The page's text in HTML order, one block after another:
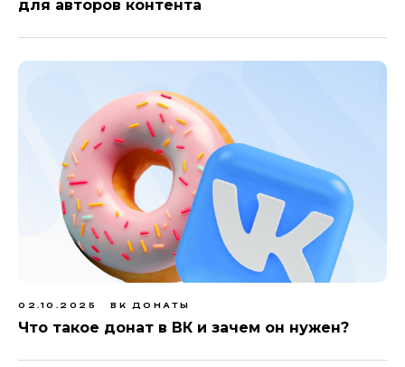
для авторов контента
02.10.2025 ВК ДОНАТЫ
Что такое донат в ВК и зачем он нужен?